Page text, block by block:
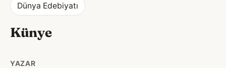
Dünya Edebiyatı
Künye
YAZAR